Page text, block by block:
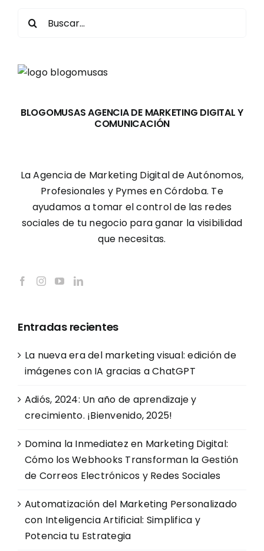
Buscar:
BLOGOMUSAS AGENCIA DE MARKETING DIGITAL Y
COMUNICACIÓN
La Agencia de Marketing Digital de Autónomos,
Profesionales y Pymes en Córdoba. Te
ayudamos a tomar el control de las redes
sociales de tu negocio para ganar la visibilidad
que necesitas.
Entradas recientes
La nueva era del marketing visual: edición de
imágenes con IA gracias a ChatGPT
Adiós, 2024: Un año de aprendizaje y
crecimiento. ¡Bienvenido, 2025!
Domina la Inmediatez en Marketing Digital:
Cómo los Webhooks Transforman la Gestión
de Correos Electrónicos y Redes Sociales
Automatización del Marketing Personalizado
con Inteligencia Artificial: Simplifica y
Potencia tu Estrategia